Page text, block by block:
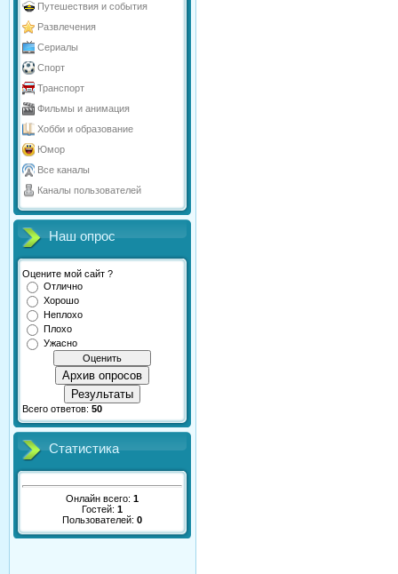
Путешествия и события
Развлечения
Сериалы
Спорт
Транспорт
Фильмы и анимация
Хобби и образование
Юмор
Все каналы
Каналы пользователей
Наш опрос
Оцените мой сайт ?
Отлично
Хорошо
Неплохо
Плохо
Ужасно
Архив опросов
Результаты
Всего ответов: 50
Статистика
Онлайн всего: 1
Гостей: 1
Пользователей: 0